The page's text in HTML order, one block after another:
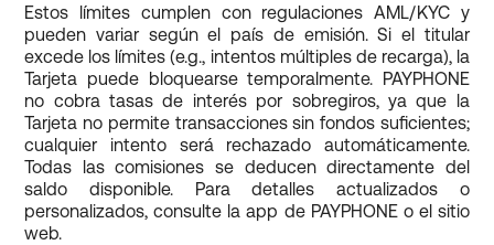
Estos límites cumplen con regulaciones AML/KYC y
pueden variar según el país de emisión. Si el titular
excede los límites (e.g., intentos múltiples de recarga), la
Tarjeta puede bloquearse temporalmente. PAYPHONE
no cobra tasas de interés por sobregiros, ya que la
Tarjeta no permite transacciones sin fondos suficientes;
cualquier intento será rechazado automáticamente.
Todas las comisiones se deducen directamente del
saldo disponible. Para detalles actualizados o
personalizados, consulte la app de PAYPHONE o el sitio
web.